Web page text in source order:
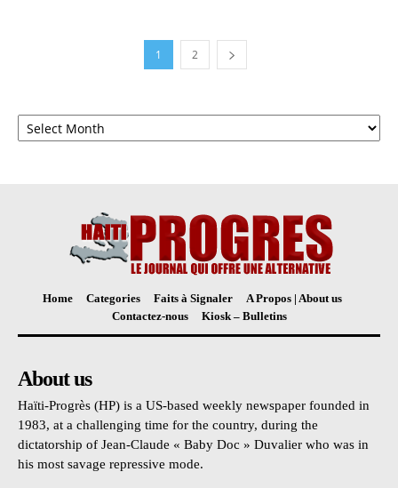
1 2
Archives
Home Categories Faits à Signaler
A Propos | About us
Contactez-nous
Kiosk – Bulletins
About us
Haïti-Progrès (HP) is a US-based weekly newspaper founded in
1983, at a challenging time for the country, during the
dictatorship of Jean-Claude « Baby Doc » Duvalier who was in
his most savage repressive mode.